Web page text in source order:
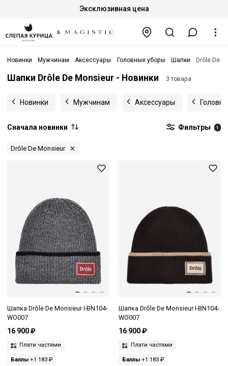
Эксклюзивная цена
Новинки Мужчинам Аксессуары Головные уборы Шапки Drôle De
Шапки Drôle De Monsieur - Новинки 3 товара
Новинки Мужчинам Аксессуары
Сначала новинки Фильтры 1
Drôle De Monsieur
Шапка Drôle De Monsieur I-BN104-
WO007
16 900 ₽
Плати частями
Баллы +1 183 ₽
Шапка Drôle De Monsieur I-BN104-
WO007
16 900 ₽
Плати частями
Баллы+1 183 ₽